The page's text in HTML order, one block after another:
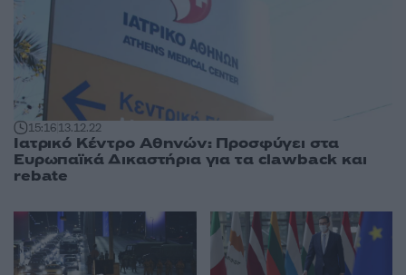
15:1613.12.22
Ιατρικό Κέντρο Αθηνών: Προσφύγει στα
Ευρωπαϊκά Δικαστήρια για τα clawback και
rebate